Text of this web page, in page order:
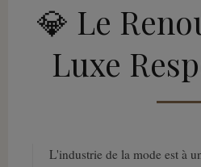
💎 Le
Luxe
L'industrie de la mode est à